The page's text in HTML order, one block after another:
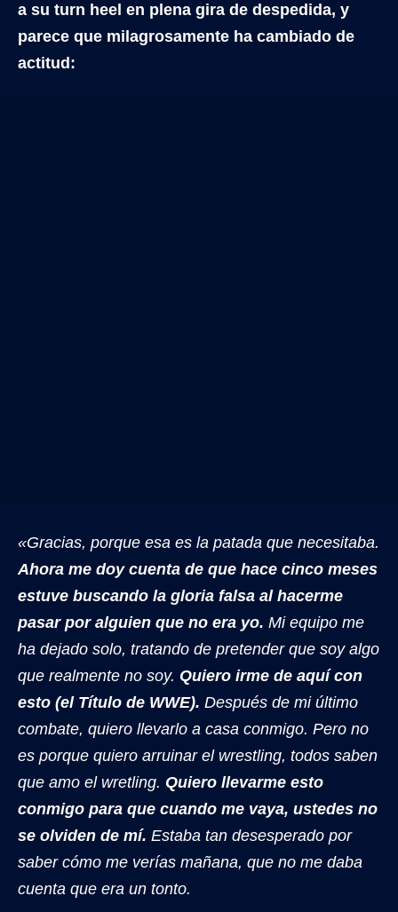
a su turn heel en plena gira de despedida, y
parece que milagrosamente ha cambiado de
actitud:
«Gracias, porque esa es la patada que necesitaba.
Ahora me doy cuenta de que hace cinco meses
estuve buscando la gloria falsa al hacerme
pasar por alguien que no era yo. Mi equipo me
ha dejado solo, tratando de pretender que soy algo
que realmente no soy. Quiero irme de aquí con
esto (el Título de WWE). Después de mi último
combate, quiero llevarlo a casa conmigo. Pero no
es porque quiero arruinar el wrestling, todos saben
que amo el wretling. Quiero llevarme esto
conmigo para que cuando me vaya, ustedes no
se olviden de mí. Estaba tan desesperado por
saber cómo me verías mañana, que no me daba
cuenta que era un tonto.